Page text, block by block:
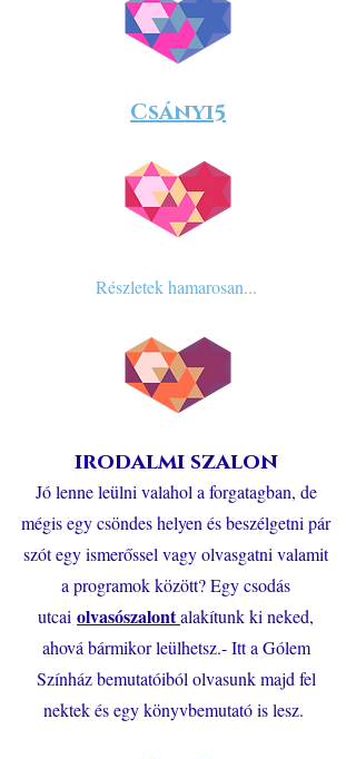
Csányi5
Részletek hamarosan...
irodalmi szalon
Jó lenne leülni valahol a forgatagban, de
mégis egy csöndes helyen és beszélgetni pár
szót egy ismerőssel vagy olvasgatni valamit
a programok között? Egy csodás
utcai olvasószalontalakítunk ki neked,
ahová bármikor leülhetsz.- Itt a Gólem
Színház bemutatóiból olvasunk majd fel
nektek és egy könyvbemutató is lesz.